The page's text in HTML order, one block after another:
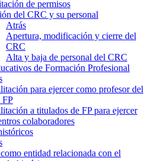
de permisos
del CRC y su personal
Atrás
Apertura, modificación y cierre del
CRC
Alta y baja de personal del CRC
de Formación Profesional
para ejercer como profesor del
FP
a titulados de FP para ejercer
colaboradores
entidad relacionada con el